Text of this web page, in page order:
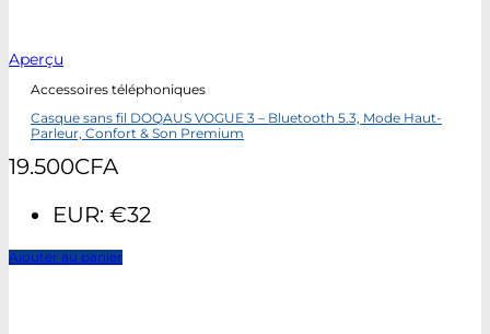
Aperçu
Accessoires téléphoniques
Casque sans fil DOQAUS VOGUE 3 – Bluetooth 5.3, Mode Haut-
Parleur, Confort & Son Premium
19.500CFA
EUR: €32
Ajouter au panier